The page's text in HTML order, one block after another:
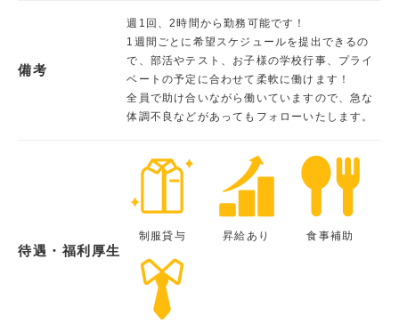
備考
週1回、2時間から勤務可能です！
1週間ごとに希望スケジュールを提出できるの
で、部活やテスト、お子様の学校行事、プライ
ベートの予定に合わせて柔軟に働けます！
全員で助け合いながら働いていますので、急な
体調不良などがあってもフォローいたします。
待遇・福利厚生
制服貸与 昇給あり 食事補助